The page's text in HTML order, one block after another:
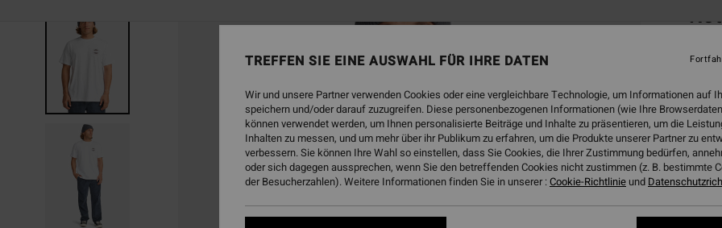
€
Farbe
TREFFEN SIE EINE AUSWAHL FÜR IHRE DATEN
Wir und unsere Partner verwenden Cookies oder eine vergleichbare Technologie, um Informationen auf
speichern und/oder darauf zuzugreifen. Diese personenbezogenen Informationen (wie Ihre
können verwendet werden, um Ihnen personalisierte Beiträge und Inhalte zu präsentieren, um die
Inhalten zu messen, und um mehr über ihr Publikum zu erfahren, um die Produkte unserer Partner zu
verbessern. Sie können Ihre Wahl so einstellen, dass Sie Cookies, die Ihrer Zustimmung bedürfen,
oder sich dagegen aussprechen, wenn Sie den betreffenden Cookies nicht zustimmen (z. B. bestimmte
der Besucherzahlen). Weitere Informationen finden Sie in unserer :Cookie-Richtlinie und